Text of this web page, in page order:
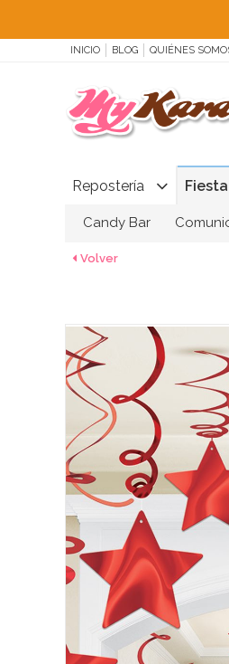
INICIO BLOG QUIÉNES
Repostería Fiesta
Candy Bar
Volver